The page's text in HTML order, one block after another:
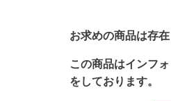
お求めの商品は存
この商品はインフ
をしております。